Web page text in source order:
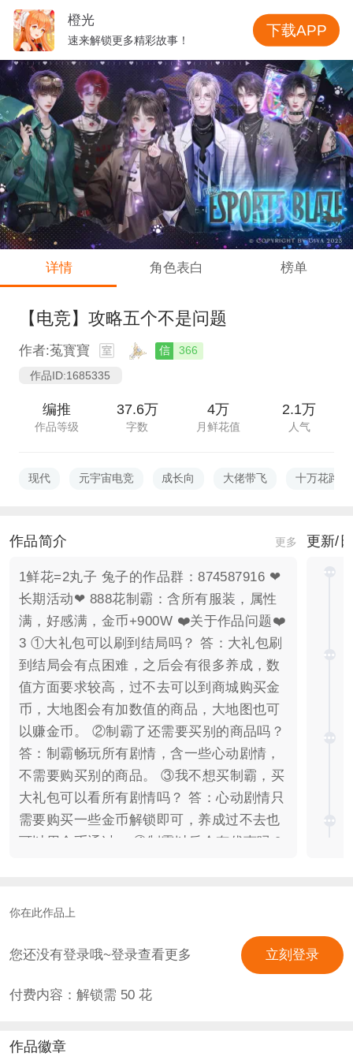
详情 角色表白 榜单
【电竞】攻略五个不是问题
作者:菟寳寶 信
366
作品ID:1685335
编推
作品等级
37.6万
字数
4万
月鲜花值
2.1万
人气
现代 元宇宙电竞 成长向 大佬带飞 十万花路
作品简介 更多
1鲜花=2丸子 兔子的作品群：874587916 ❤
长期活动❤ 888花制霸：含所有服装，属性
满，好感满，金币+900W ❤️关于作品问题❤️
3 ①大礼包可以刷到结局吗？ 答：大礼包刷
到结局会有点困难，之后会有很多养成，数
值方面要求较高，过不去可以到商城购买金
币，大地图会有加数值的商品，大地图也可
以赚金币。 ②制霸了还需要买别的商品吗？
答：制霸畅玩所有剧情，含一些心动剧情，
不需要购买别的商品。 ③我不想买制霸，买
大礼包可以看所有剧情吗？ 答：心动剧情只
需要购买一些金币解锁即可，养成过不去也
可以用金币通过。 ④制霸以后会有优惠吗？
手，因其拼命的冲击水平和不饶人的嘴上功
你也是一个长着娃娃脸的甜妹。 但排除不了
那些，因为你的嘴确实得理不饶人。 直到有
一天，一个系统砸在了你的头上。 系统曰：
的行为太突突最后得罪了所有人，被拉出去
更新/
你在此作品上
您还没有登录哦~登录查看更多 立刻登录
付费内容：解锁需 50花
作品徽章
橙光
速来解锁更多精彩故事！
下载APP